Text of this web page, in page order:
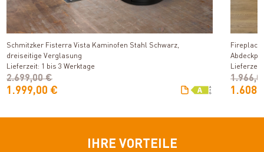
Produkt ansehen
Schmitzker Fisterra Vista Kaminofen Stahl Schwarz,
dreiseitige Verglasung
Lieferzeit: 1 bis 3 Werktage
1.999,00 €
2.699,00 €
Fireplace
IHRE VORTEILE